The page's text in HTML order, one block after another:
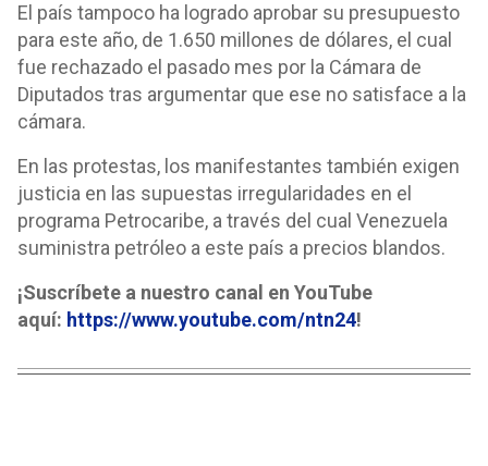
El país tampoco ha logrado aprobar su presupuesto
para este año, de 1.650 millones de dólares, el cual
fue rechazado el pasado mes por la Cámara de
Diputados tras argumentar que ese no satisface a la
cámara.
En las protestas, los manifestantes también exigen
justicia en las supuestas irregularidades en el
programa Petrocaribe, a través del cual Venezuela
suministra petróleo a este país a precios blandos.
¡Suscríbete a nuestro canal en YouTube
aquí: https://www.youtube.com/ntn24!